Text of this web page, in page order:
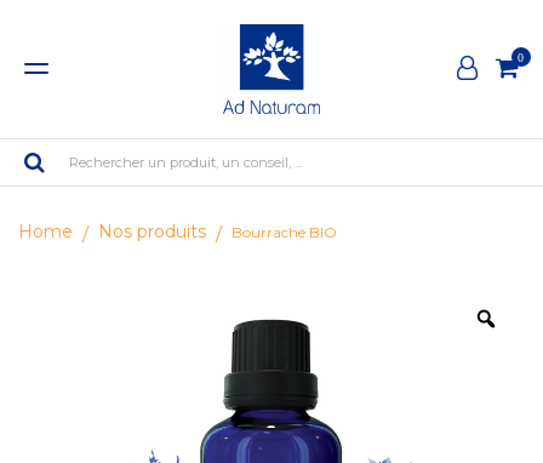
0
Rechercher un produit, un conseil, ...
Home Nos produits Bourrache BIO